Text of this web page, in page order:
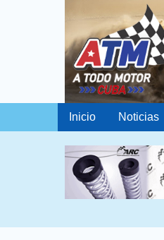
Inicio Noticias